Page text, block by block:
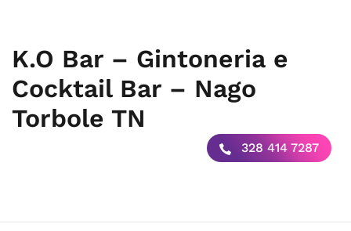
K.O Bar – Gintoneria e
Cocktail Bar – Nago
Torbole TN
328 414 7287